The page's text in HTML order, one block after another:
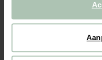
BEKIJK
Gratis verzending naar winkel
Achteraf betalen